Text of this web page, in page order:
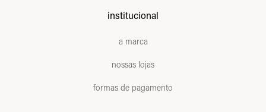
institucional
a marca
nossas lojas
formas de pagamento